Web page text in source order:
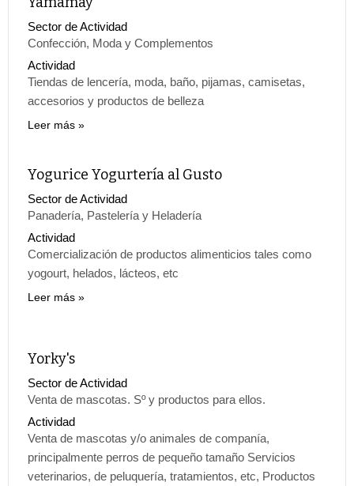
Sector de Actividad
Confección, Moda y Complementos
Actividad
Tiendas de lencería, moda, baño, pijamas, camisetas,
accesorios y productos de belleza
Leer más
Yogurice Yogurtería al Gusto
Sector de Actividad
Panadería, Pastelería y Heladería
Actividad
Comercialización de productos alimenticios tales como
yogourt, helados, lácteos, etc
Leer más
Yorky's
Sector de Actividad
Venta de mascotas. Sº y productos para ellos.
Actividad
Venta de mascotas y/o animales de companía,
principalmente perros de pequeño tamaño Servicios
veterinarios, de peluquería, tratamientos, etc, Productos